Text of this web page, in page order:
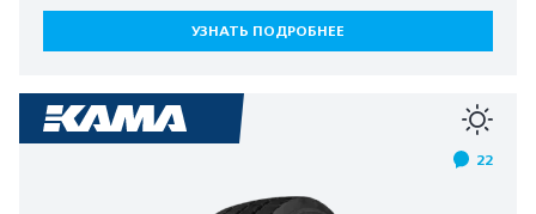
УЗНАТЬ ПОДРОБНЕЕ
22